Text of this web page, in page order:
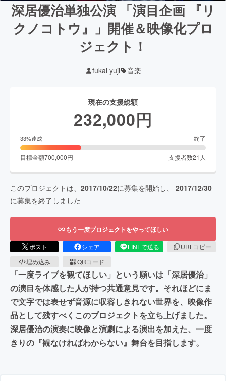
深居優治単独公演 「演目企画 『リ
クノコトウ』」開催＆映像化プロ
ジェクト！
fukai yuji 音楽
現在の支援総額
232,000円
33%達成 終了
目標金額700,000円 支援者数21 人
このプロジェクトは、 2017/10/22に募集を開始し、 2017/12/30
に募集を終了しました
もう一度プロジェクトをやってほしい
ポスト シェア LINEで送る
URLコピー
埋め込み
QRコード
「一度ライブを観てほしい」という願いは「深居優治」
の演目を体感した人が持つ共通意見です。それほどにま
で文字では表せず音源に収容しきれない世界を、映像作
品として残すべくこのプロジェクトを立ち上げました。
深居優治の演奏に映像と演劇による演出を加えた、一度
きりの『観なければわからない』舞台を目指します。